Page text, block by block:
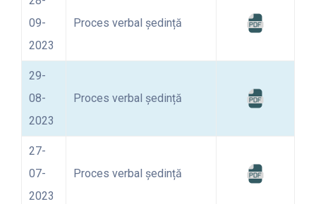
09-
2023
Proces verbal ședință
29-
08-
2023
Proces verbal ședință
27-
07-
2023
Proces verbal ședință